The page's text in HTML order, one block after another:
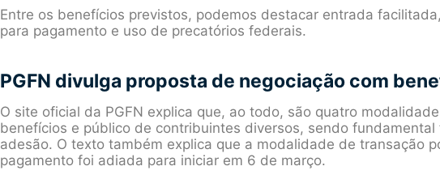
Entre os benefícios previstos, podemos destacar entrada
para pagamento e uso de precatórios federais.
PGFN divulga proposta de negociação com
O site oficial da PGFN explica que, ao todo, são quatro
benefícios e público de contribuintes diversos, sendo
adesão. O texto também explica que a modalidade de transação
pagamento foi adiada para iniciar em 6 de março.